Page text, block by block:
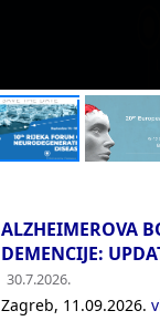
ALZHEIMEROVA
DEMENCIJE:
30.7.2026.
Zagreb, 11.09.2026.